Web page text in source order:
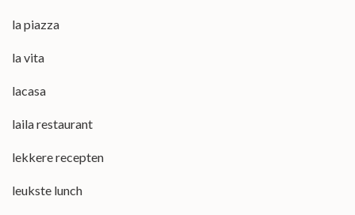
la piazza
la vita
lacasa
laila restaurant
lekkere recepten
leukste lunch